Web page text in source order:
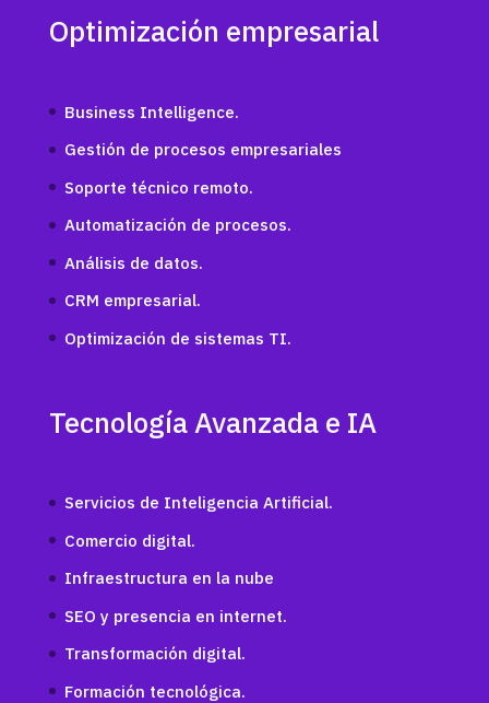
Optimización empresarial
Business Intelligence.
Gestión de procesos empresariales
Soporte técnico remoto.
Automatización de procesos.
Análisis de datos.
CRM empresarial.
Optimización de sistemas TI.
Tecnología Avanzada e IA
Servicios de Inteligencia Artificial.
Comercio digital.
Infraestructura en la nube
SEO y presencia en internet.
Transformación digital.
Formación tecnológica.